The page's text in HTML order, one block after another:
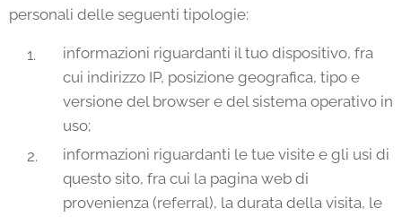
personali delle seguenti tipologie:
informazioni riguardanti il tuo dispositivo, fra
cui indirizzo IP, posizione geografica, tipo e
versione del browser e del sistema operativo in
uso;
informazioni riguardanti le tue visite e gli usi di
questo sito, fra cui la pagina web di
provenienza (referral), la durata della visita, le